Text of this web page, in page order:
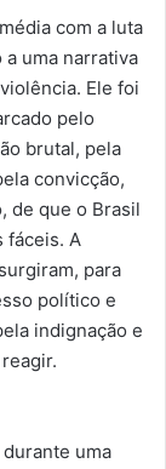
com a luta
uma narrativa
Ele foi
pelo
brutal, pela
convicção,
de que o Brasil
fáceis. A
para
político e
indignação e
uma